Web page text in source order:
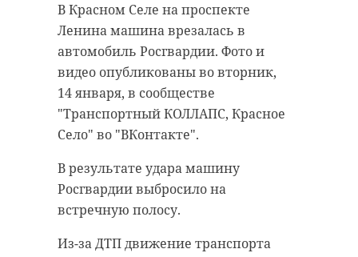
В Красном Селе на проспекте
Ленина машина врезалась в
автомобиль Росгвардии. Фото и
видео опубликованы во вторник,
14 января, в сообществе
"Транспортный КОЛЛАПС, Красное
Село" во "ВКонтакте".
В результате удара машину
Росгвардии выбросило на
встречную полосу.
Из-за ДТП движение транспорта